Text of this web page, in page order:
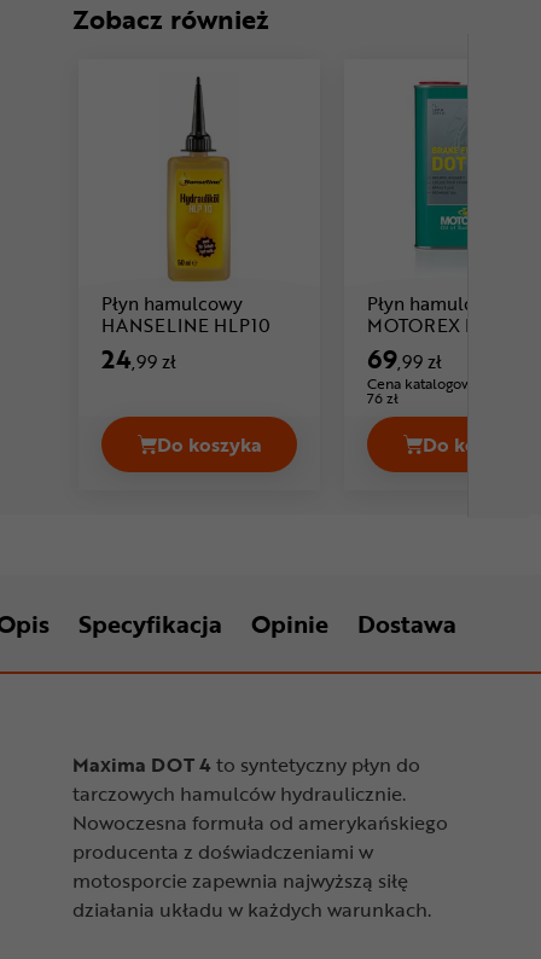
Zobacz również
Płyn hamulcowy
HANSELINE HLP10 Cena: 24 ,99 zł
24,99 zł
Do koszyka
Płyn hamulcowy HANSELINE
Płyn hamulcowy
MOTOREX DOT 4
69,99 zł
Cena katalogowa:
76 zł
Do koszyka
Płyn
Specyfikacja Opinie Dostawa
Maxima DOT 4 to syntetyczny płyn do
tarczowych hamulców hydraulicznie.
Nowoczesna formuła od amerykańskiego
producenta z doświadczeniami w
motosporcie zapewnia najwyższą siłę
działania układu w każdych warunkach.